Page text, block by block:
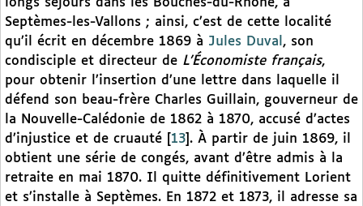
Septèmes-les-Vallons ; ainsi, c’est de cette localité
qu’il écrit en décembre 1869 à Jules Duval , son
condisciple et directeur de L’Économiste français,
pour obtenir l’insertion d’une lettre dans laquelle il
défend son beau-frère Charles Guillain, gouverneur de
la Nouvelle-Calédonie de 1862 à 1870, accusé d’actes
d’injustice et de cruauté
13 . À partir de juin 1869, il
obtient une série de congés, avant d’être admis à la
retraite en mai 1870. Il quitte définitivement Lorient
et s’installe à Septèmes. En 1872 et 1873, il adresse sa